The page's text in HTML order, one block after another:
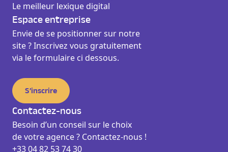
Le meilleur lexique digital
Espace entreprise
Envie de se positionner sur notre
site ? Inscrivez vous gratuitement
via le formulaire ci dessous.
S’inscrire
Contactez-nous
Besoin d’un conseil sur le choix
de votre agence ? Contactez-nous !
+33 04 82 53 74 30